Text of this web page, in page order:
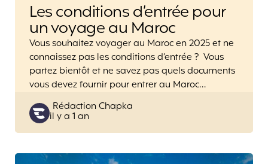
Les conditions d’entrée pour
un voyage au Maroc
Vous souhaitez voyager au Maroc en 2025 et ne
connaissez pas les conditions d’entrée ? Vous
partez bientôt et ne savez pas quels documents
vous devez fournir pour entrer au Maroc…
Posted
by
Rédaction Chapka
il y a 1 an